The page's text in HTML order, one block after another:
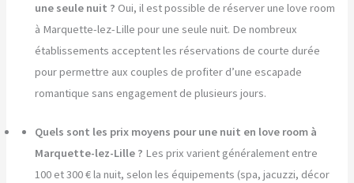
une seule nuit ? Oui, il est possible de réserver une love room
à Marquette-lez-Lille pour une seule nuit. De nombreux
établissements acceptent les réservations de courte durée
pour permettre aux couples de profiter d’une escapade
romantique sans engagement de plusieurs jours.
Quels sont les prix moyens pour une nuit en love room à
Marquette-lez-Lille ? Les prix varient généralement entre
100 et 300 € la nuit, selon les équipements (spa, jacuzzi, décor